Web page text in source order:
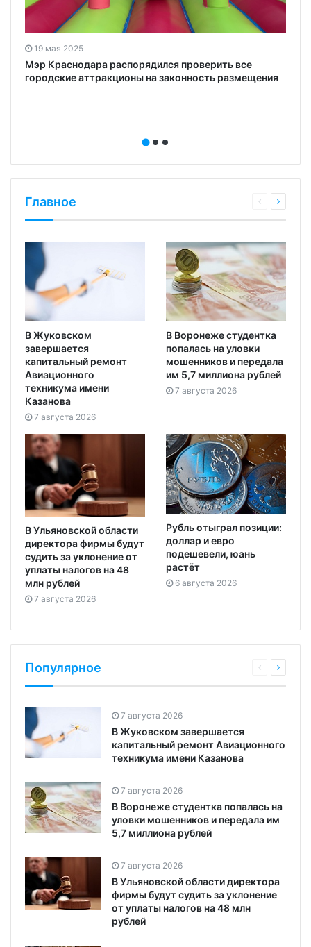
19 мая 2025
Мэр Краснодара распорядился проверить все
городские аттракционы на законность размещения
Главное
В Жуковском
завершается
капитальный ремонт
Авиационного
техникума имени
Казанова
7 августа 2026
В Воронеже студентка
попалась на уловки
мошенников и передала
им 5,7 миллиона рублей
7 августа 2026
В Ульяновской области
директора фирмы будут
судить за уклонение от
уплаты налогов на 48
млн рублей
7 августа 2026
Рубль отыграл позиции:
доллар и евро
подешевели, юань
растёт
6 августа 2026
Популярное
7 августа 2026
В Жуковском завершается
капитальный ремонт Авиационного
техникума имени Казанова
7 августа 2026
В Воронеже студентка попалась на
уловки мошенников и передала им
5,7 миллиона рублей
7 августа 2026
В Ульяновской области директора
фирмы будут судить за уклонение
от уплаты налогов на 48 млн
рублей